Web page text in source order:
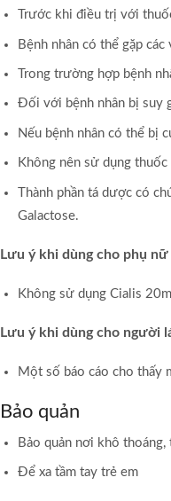
Trước khi điều trị với
Bệnh nhân có thể gặp
Trong trường hợp bệnh
Đối với bệnh nhân bị suy
Nếu bệnh nhân có thể bị
Không nên sử dụng
Thành phần tá dược có
Galactose.
Lưu ý khi dùng cho phụ
Không sử dụng Cialis
Lưu ý khi dùng cho người
Một số báo cáo cho thấy
Bảo quản
Bảo quản nơi khô
Để xa tầm tay trẻ em